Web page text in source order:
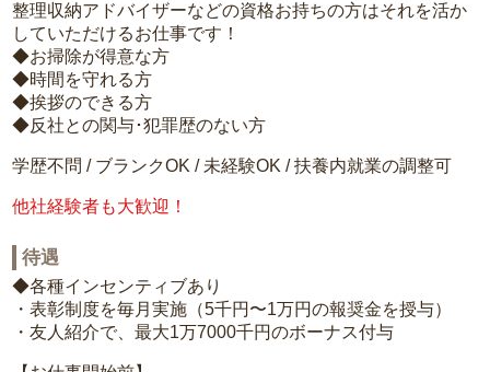
整理収納アドバイザーなどの資格お持ちの方はそれを活か
していただけるお仕事です！
◆お掃除が得意な方
◆時間を守れる方
◆挨拶のできる方
◆反社との関与･犯罪歴のない方
学歴不問 / ブランクOK / 未経験OK / 扶養内就業の調整可
他社経験者も大歓迎！
待遇
◆各種インセンティブあり
・表彰制度を毎月実施（5千円〜1万円の報奨金を授与）
・友人紹介で、最大1万7000千円のボーナス付与